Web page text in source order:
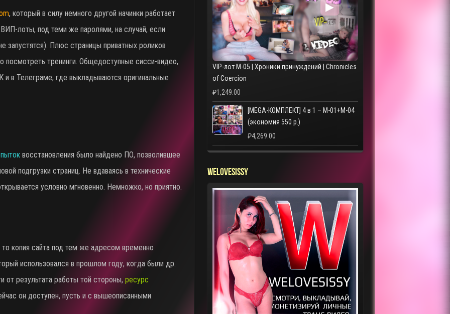
, который в силу немного другой начинки работает
лоты, под теми же паролями, на случай, если
запустятся). Плюс страницы приватных роликов
тренинги. Общедоступные сисси-видео,
в Телеграме, где выкладываются оригинальные
восстановления было найдено ПО, позволившее
подгрузки страниц. Не вдаваясь в технические
условно мгновенно. Немножко, но приятно.
копия сайта под тем же адресом временно
использовался в прошлом году, когда были др.
от результата работы той стороны, ресурс
он доступен, пусть и с вышеописанными
▶
VIP-лот M-05 | Хроники принуждений | Chronicles
of Coercion
₽1,249.00
[MEGA-КОМПЛЕКТ] 4 в 1 – M-01+M-04
(экономия 550 р.)
₽4,269.00
WELOVESISSY